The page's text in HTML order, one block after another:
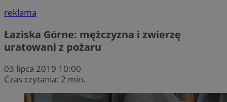
reklama
Łaziska Górne: mężczyzna i zwierzę
uratowani z pożaru
03 lipca 2019 10:00
Czas czytania: 2 min.